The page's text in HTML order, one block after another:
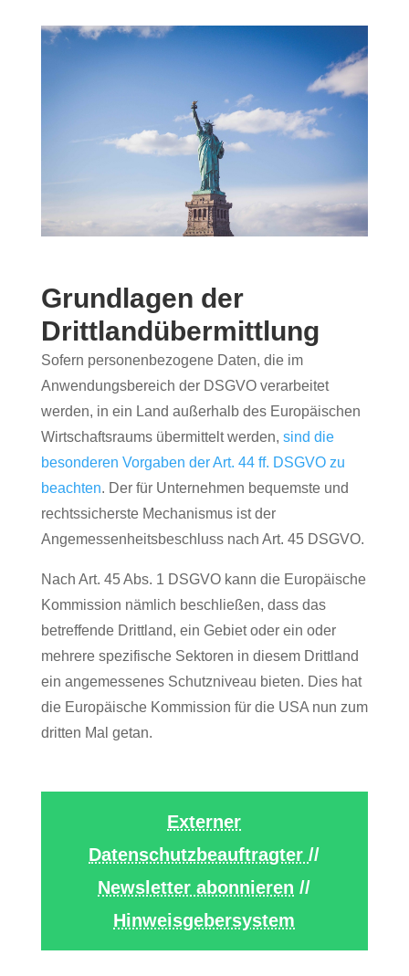
Grundlagen der
Drittlandübermittlung
Sofern personenbezogene Daten, die im
Anwendungsbereich der DSGVO verarbeitet
werden, in ein Land außerhalb des Europäischen
Wirtschaftsraums übermittelt werden, sind die
besonderen Vorgaben der Art. 44 ff. DSGVO zu
beachten. Der für Unternehmen bequemste und
rechtssicherste Mechanismus ist der
Angemessenheitsbeschluss nach Art. 45 DSGVO.
Nach Art. 45 Abs. 1 DSGVO kann die Europäische
Kommission nämlich beschließen, dass das
betreffende Drittland, ein Gebiet oder ein oder
mehrere spezifische Sektoren in diesem Drittland
ein angemessenes Schutzniveau bieten. Dies hat
die Europäische Kommission für die USA nun zum
dritten Mal getan.
Externer
Datenschutzbeauftragter//
Newsletter abonnieren //
Hinweisgebersystem